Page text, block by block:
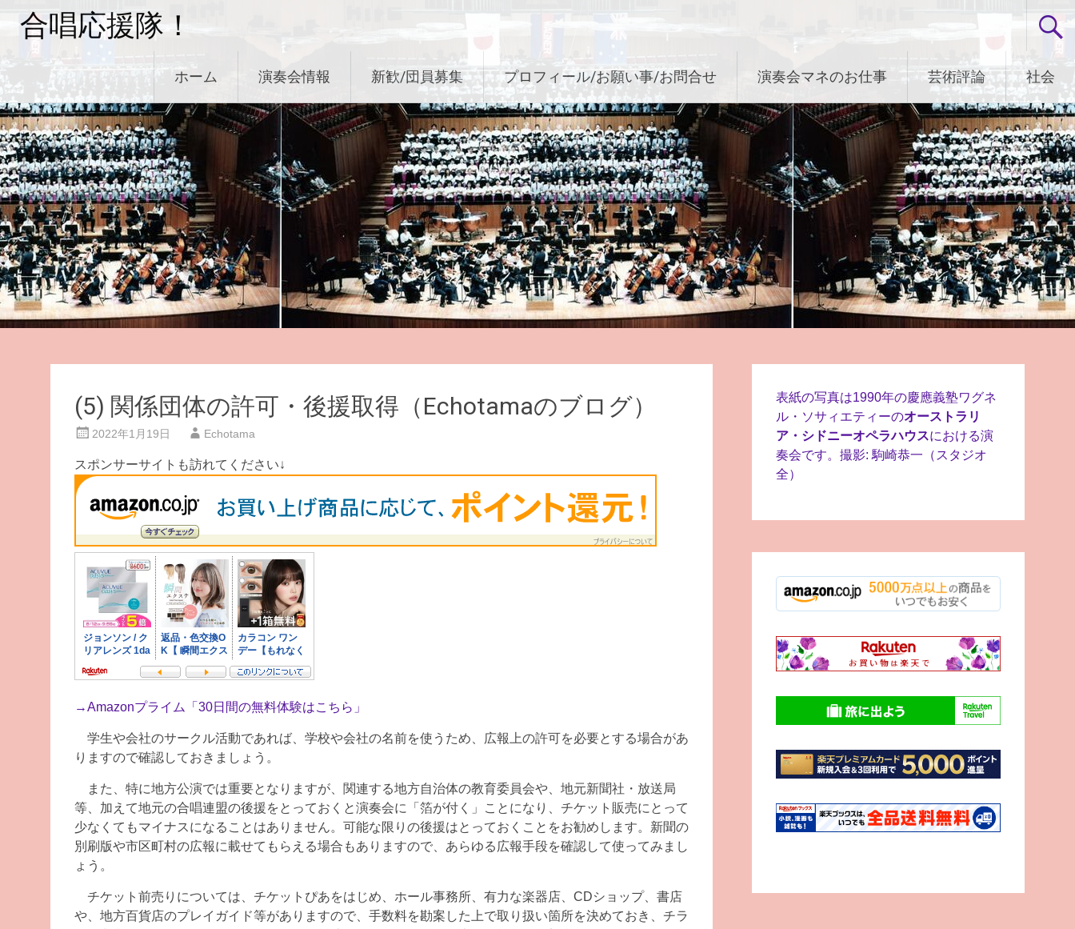
ン
ツ
へ
ス
キ
ッ
プ
合唱応援隊！
ホーム 演奏会情報 新歓/団員募集 プロフィール/お願い事/お問合せ 演奏会マネのお仕事 芸術評論 社会
(5) 関係団体の許可・後援取得（Echotamaのブログ）
2022年1月19日 Echotama
スポンサーサイトも訪れてください↓
→Amazonプライム「30日間の無料体験はこちら」
学生や会社のサークル活動であれば、学校や会社の名前を使うため、広報上の許可を必要とする場合があ
りますので確認しておきましょう。
また、特に地方公演では重要となりますが、関連する地方自治体の教育委員会や、地元新聞社・放送局
等、加えて地元の合唱連盟の後援をとっておくと演奏会に「箔が付く」ことになり、チケット販売にとって
少なくてもマイナスになることはありません。可能な限りの後援はとっておくことをお勧めします。新聞の
別刷版や市区町村の広報に載せてもらえる場合もありますので、あらゆる広報手段を確認して使ってみまし
ょう。
チケット前売りについては、チケットぴあをはじめ、ホール事務所、有力な楽器店、CDショップ、書店
や、地方百貨店のプレイガイド等がありますので、手数料を勘案した上で取り扱い箇所を決めておき、チラ
表紙の写真は1990年の慶應義塾ワグネ
ル・ソサィエティーのオーストラリ
ア・シドニーオペラハウスにおける演
奏会です。撮影: 駒崎恭一（スタジオ
全）